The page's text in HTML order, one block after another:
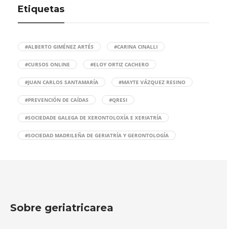
Etiquetas
#ALBERTO GIMÉNEZ ARTÉS #CARINA CINALLI
#CURSOS ONLINE #ELOY ORTIZ CACHERO
#JUAN CARLOS SANTAMARÍA #MAYTE VÁZQUEZ RESINO
#PREVENCIÓN DE CAÍDAS #QRESI
#SOCIEDADE GALEGA DE XERONTOLOXÍA E XERIATRÍA
#SOCIEDAD MADRILEÑA DE GERIATRÍA Y GERONTOLOGÍA
Sobre geriatricarea